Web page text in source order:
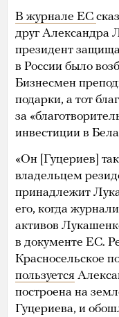
В журнале ЕС
друг Александра
президент
в России было
Бизнесмен
подарки, а тот
за
инвестиции в
«Он [Гуцериев]
владельцем
принадлежит
его, когда
активов
в документе ЕС.
Красносельское
пользуется
построена на
Гуцериева, и